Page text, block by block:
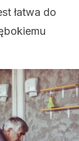
łatwa do